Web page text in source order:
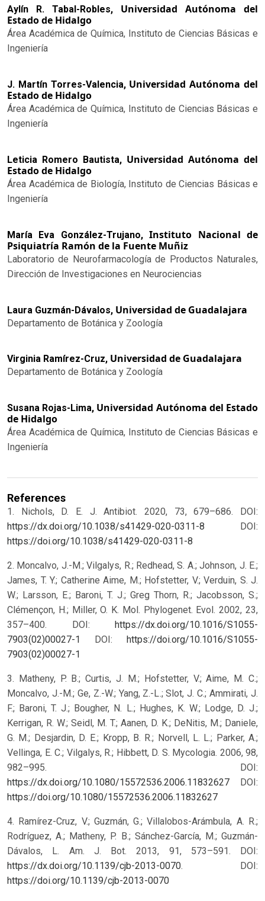
Aylín R. Tabal-Robles, Universidad Autónoma del
Estado de Hidalgo
Área Académica de Química, Instituto de Ciencias Básicas e
Ingeniería
J. Martín Torres-Valencia, Universidad Autónoma del
Estado de Hidalgo
Área Académica de Química, Instituto de Ciencias Básicas e
Ingeniería
Leticia Romero Bautista, Universidad Autónoma del
Estado de Hidalgo
Área Académica de Biología, Instituto de Ciencias Básicas e
Ingeniería
María Eva González-Trujano,Instituto Nacional de
Psiquiatría Ramón de la Fuente Muñiz
Laboratorio de Neurofarmacología de Productos Naturales,
Dirección de Investigaciones en Neurociencias
Laura Guzmán-Dávalos, Universidad de Guadalajara
Departamento de Botánica y Zoología
Virginia Ramírez-Cruz, Universidad de Guadalajara
Departamento de Botánica y Zoología
Susana Rojas-Lima, Universidad Autónoma del Estado
de Hidalgo
Área Académica de Química, Instituto de Ciencias Básicas e
Ingeniería
References
1. Nichols, D. E. J. Antibiot. 2020, 73, 679–686. DOI:
https://dx.doi.org/10.1038/s41429-020-0311-8
DOI:
https://doi.org/10.1038/s41429-020-0311-8
2. Moncalvo, J.-M.; Vilgalys, R.; Redhead, S. A.; Johnson, J. E.;
James, T. Y.; Catherine Aime, M.; Hofstetter, V.; Verduin, S. J.
W.; Larsson, E.; Baroni, T. J.; Greg Thorn, R.; Jacobsson, S.;
Clémençon, H.; Miller, O. K. Mol. Phylogenet. Evol. 2002, 23,
357–400. DOI: https://dx.doi.org/10.1016/S1055-
7903(02)00027-1
DOI: https://doi.org/10.1016/S1055-
7903(02)00027-1
3. Matheny, P. B.; Curtis, J. M.; Hofstetter, V.; Aime, M. C.;
Moncalvo, J.-M.; Ge, Z.-W.; Yang, Z.-L.; Slot, J. C.; Ammirati, J.
F.; Baroni, T. J.; Bougher, N. L.; Hughes, K. W.; Lodge, D. J.;
Kerrigan, R. W.; Seidl, M. T.; Aanen, D. K.; DeNitis, M.; Daniele,
G. M.; Desjardin, D. E.; Kropp, B. R.; Norvell, L. L.; Parker, A.;
Vellinga, E. C.; Vilgalys, R.; Hibbett, D. S. Mycologia. 2006, 98,
982–995. DOI:
https://dx.doi.org/10.1080/15572536.2006.11832627
DOI:
https://doi.org/10.1080/15572536.2006.11832627
4. Ramírez-Cruz, V.; Guzmán, G.; Villalobos-Arámbula, A. R.;
Rodríguez, A.; Matheny, P. B.; Sánchez-García, M.; Guzmán-
Dávalos, L. Am. J. Bot. 2013, 91, 573–591. DOI:
https://dx.doi.org/10.1139/cjb-2013-0070. DOI:
https://doi.org/10.1139/cjb-2013-0070